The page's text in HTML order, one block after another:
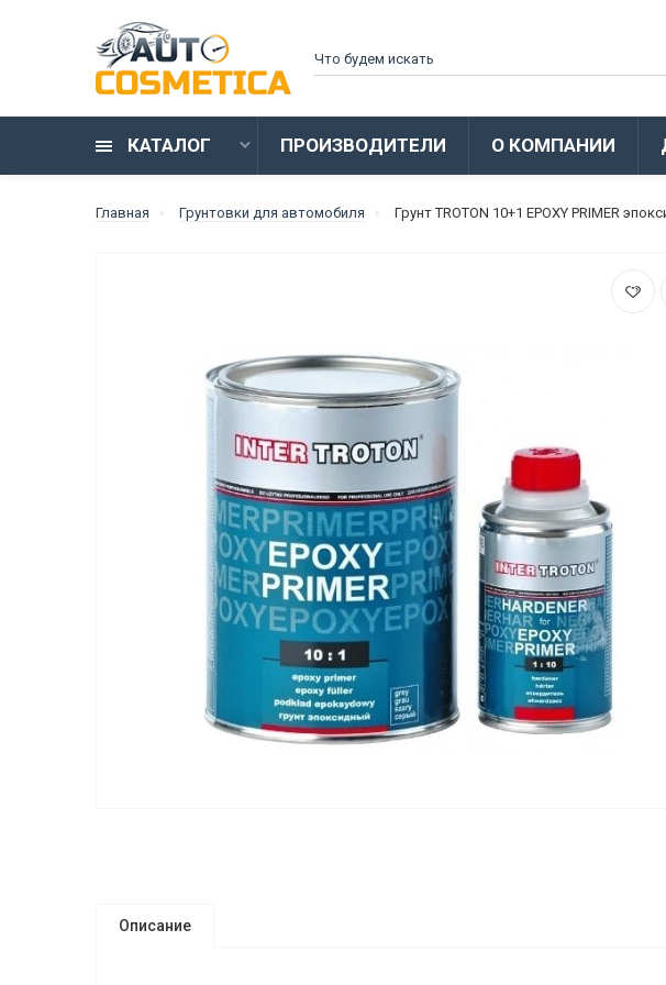
КАТАЛОГ ПРОИЗВОДИТЕЛИ О КОМПАНИИ
Главная Грунтовки для автомобиля Грунт TROTON 10+1 EPOXY PRIMER
Описание